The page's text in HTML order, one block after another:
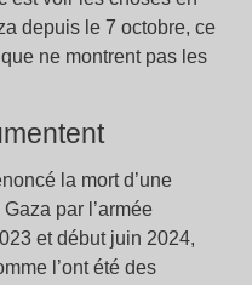
depuis le 7 octobre, ce
ne montrent pas les
la mort d’une
par l’armée
et début juin 2024,
l’ont été des